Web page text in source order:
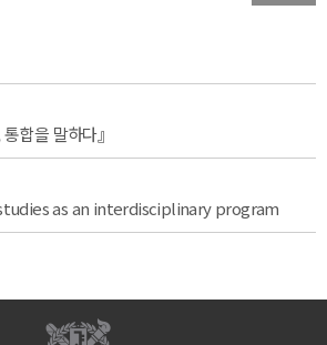
합을 말하다』
as an interdisciplinary program